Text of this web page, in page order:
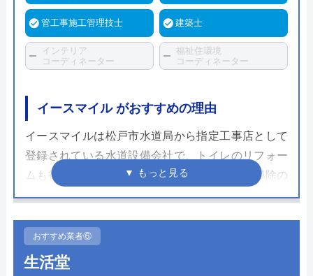
管工事施工管理技士 建築士
インテリア
コーディネーター
福祉住環境
コーディネーター
イースマイル がおすすめの理由
イースマイルは松戸市水道局から指定工事店として
登録されている水道設備会社で、トイレのリフォー
ムも行っています。節水モデルに替えたい、掃除の
手間を減らしたいなどさまざまな理由でトイレリフ
スタッフが要望に合わせて商品の選定をサポートし
てくれます。
おすすめ業者⑥
生活堂